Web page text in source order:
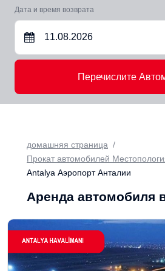
Дата и время возврата
Перечислите
домашняя страница
Прокат автомобилей
Antalya Аэропорт Анталии
Аренда автомобиля